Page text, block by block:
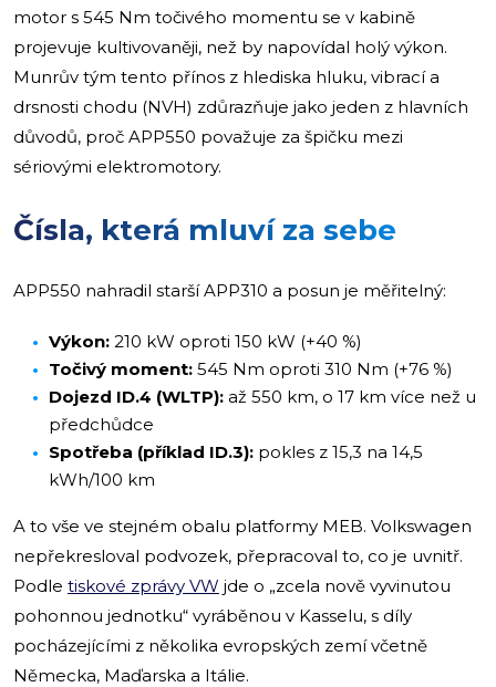
motor s 545 Nm točivého momentu se v kabině
projevuje kultivovaněji, než by napovídal holý výkon.
Munrův tým tento přínos z hlediska hluku, vibrací a
drsnosti chodu (NVH) zdůrazňuje jako jeden z hlavních
důvodů, proč APP550 považuje za špičku mezi
sériovými elektromotory.
Čísla, která mluví za sebe
APP550 nahradil starší APP310 a posun je měřitelný:
Výkon: 210 kW oproti 150 kW (+40 %)
Točivý moment: 545 Nm oproti 310 Nm (+76 %)
Dojezd ID.4 (WLTP): až 550 km, o 17 km více než u
předchůdce
Spotřeba (příklad ID.3): pokles z 15,3 na 14,5
kWh/100 km
A to vše ve stejném obalu platformy MEB. Volkswagen
nepřekresloval podvozek, přepracoval to, co je uvnitř.
Podle tiskové zprávy VW jde o „zcela nově vyvinutou
pohonnou jednotku“ vyráběnou v Kasselu, s díly
pocházejícími z několika evropských zemí včetně
Německa, Maďarska a Itálie.